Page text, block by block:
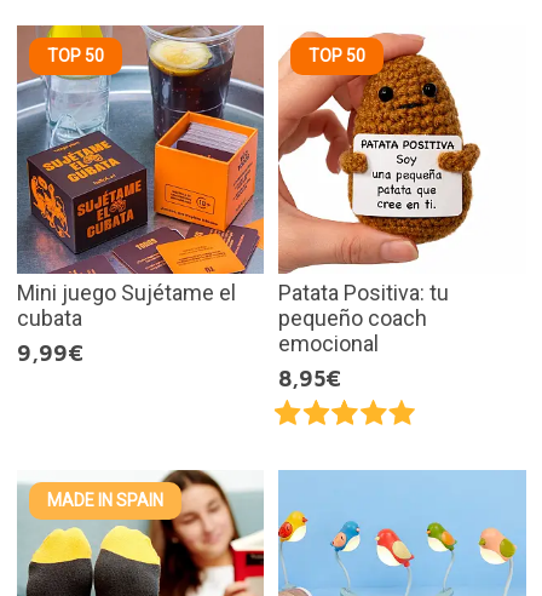
TOP 50
Mini juego Sujétame el
cubata
9,99€
TOP 50
Patata Positiva: tu
pequeño coach
emocional
8,95€
MADE IN SPAIN